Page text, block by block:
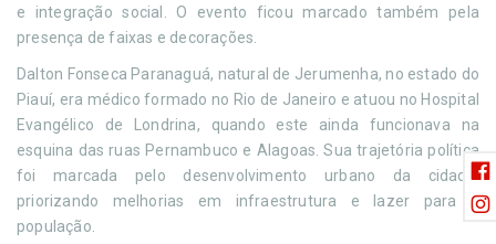
e integração social. O evento ficou marcado também pela
presença de faixas e decorações.
Dalton Fonseca Paranaguá, natural de Jerumenha, no estado do
Piauí, era médico formado no Rio de Janeiro e atuou no Hospital
Evangélico de Londrina, quando este ainda funcionava na
esquina das ruas Pernambuco e Alagoas. Sua trajetória política
foi marcada pelo desenvolvimento urbano da cidade,
priorizando melhorias em infraestrutura e lazer para a
população.